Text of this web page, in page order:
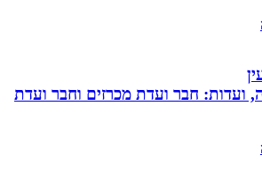
חבר ועדת מכרזים וחבר ועדת